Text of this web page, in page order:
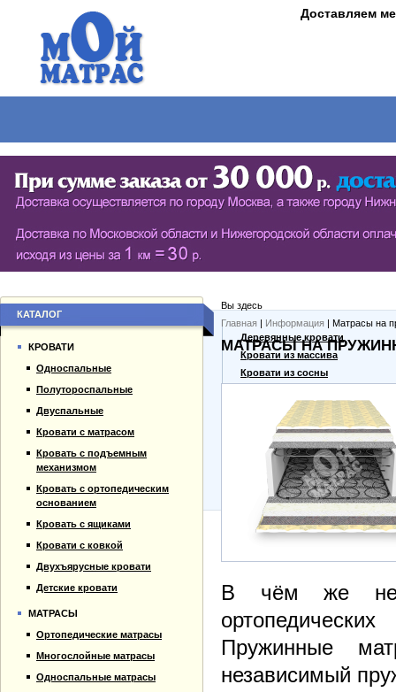
Доставляем
СЕРИЯ ШКАФОВ ECO (ЭКОЛОГИЯ)
РАСПАШНЫЕ ШКАФЫ
БИБЛИОТЕКИ, СТЕНКИ, ВИТРАЖИ
БУФЕТЫ
Вы здесь
Главная | Информация | Матрасы на
МАТРАСЫ НА
В чём же
Пружинные
независимый
КАТАЛОГ
КРОВАТИ
Односпальные
Полутороспальные
Двуспальные
Кровати с матрасом
Кровать с подъемным
механизмом
Кровать с ортопедическим
основанием
Кровать с ящиками
Кровати с ковкой
Двухъярусные кровати
Детские кровати
МАТРАСЫ
Ортопедические матрасы
Многослойные матрасы
Односпальные матрасы
Гарантии
Оплата и доставка
Прайс-лист
Контакты
Деревянные кровати
Кровати из массива
Кровати из сосны
Кровати для дачи
Кровать тахта